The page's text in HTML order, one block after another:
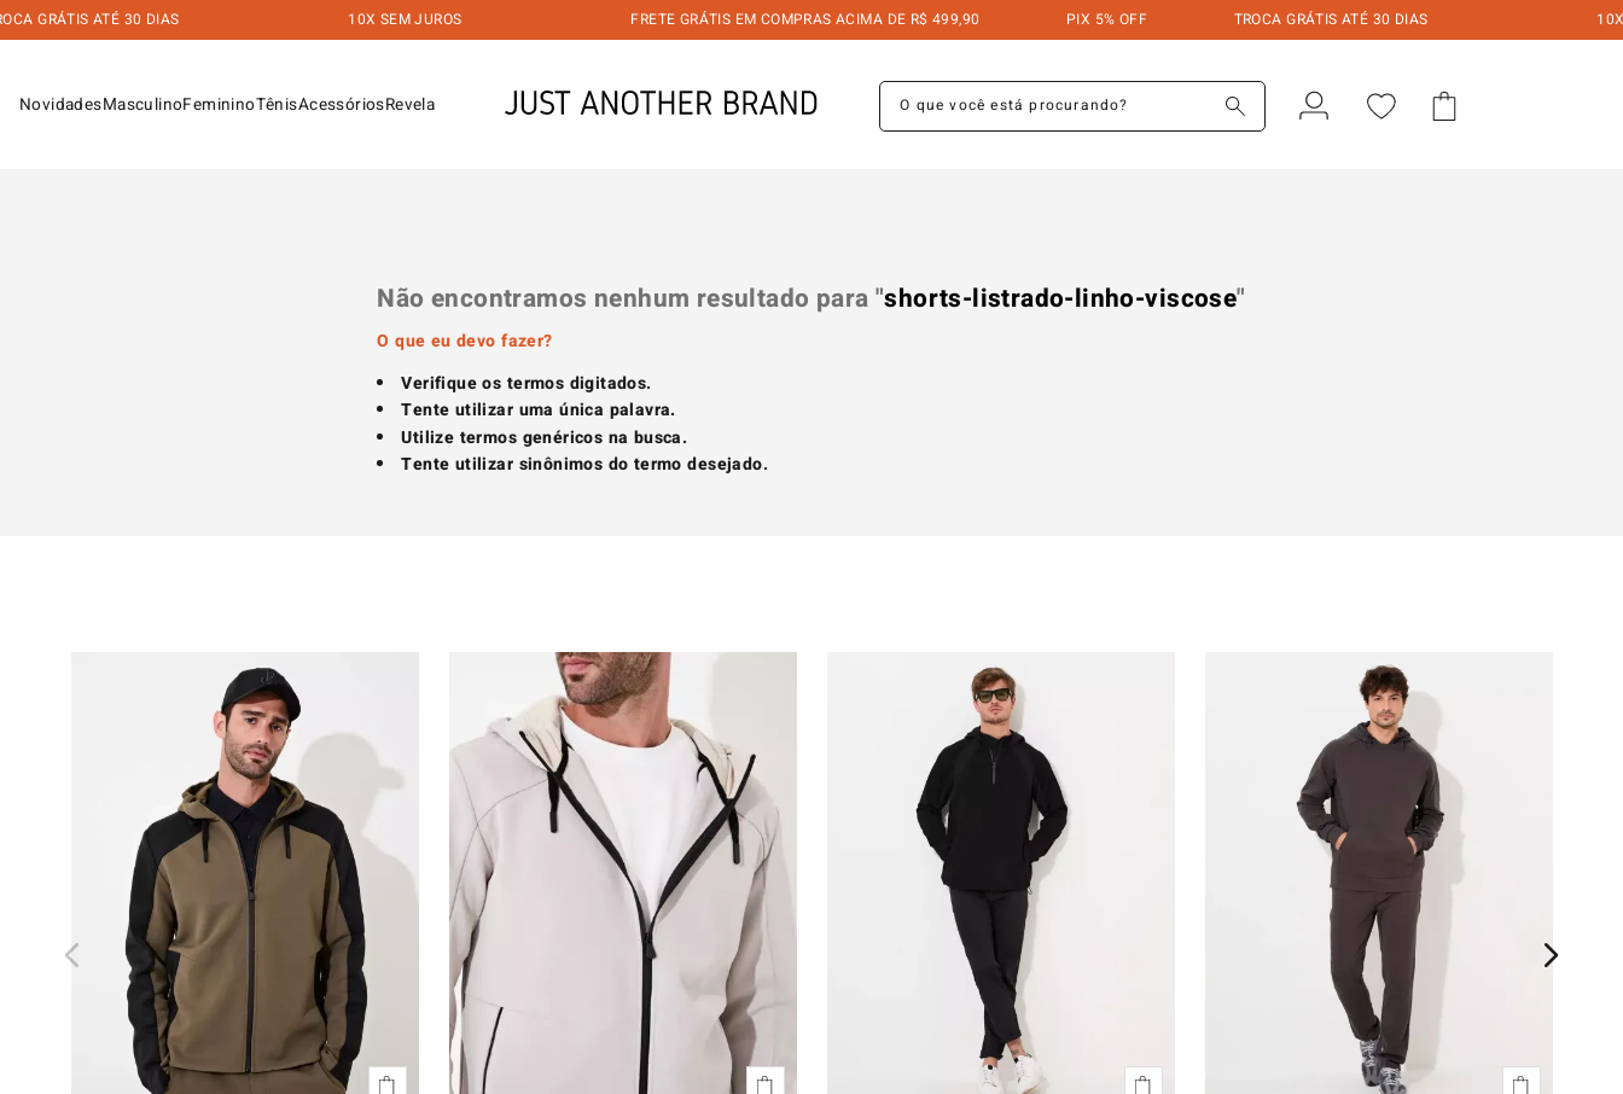
GRÁTIS ATÉ 30 DIAS 10X SEM JUROS FRETE GRÁTIS EM COMPRAS ACIMA DE R$ 499,90 PIX 5% OFF TROCA GRÁTIS ATÉ 30 DIAS 10X
NovidadesMasculinoFemininoTênisAcessóriosRevela
O que você está procurando?
Não encontramos nenhum resultado para "shorts-listrado-linho-viscose"
O que eu devo fazer?
Verifique os termos digitados.
Tente utilizar uma única palavra.
Utilize termos genéricos na busca.
Tente utilizar sinônimos do termo desejado.